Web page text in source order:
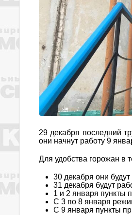
29 декабря последний
они начнут работу 9
Для удобства горожан в
30 декабря они
31 декабря будут
1 и 2 января пункты
С 3 по 8 января
С 9 января пункты